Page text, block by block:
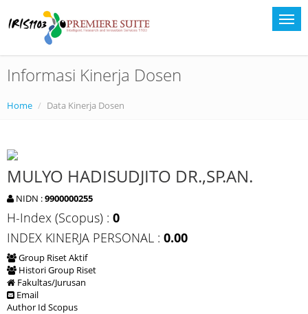
Informasi Kinerja Dosen
Home Data Kinerja Dosen
MULYO HADISUDJITO DR.,SP.AN.
NIDN :9900000255
H-Index (Scopus) : 0
INDEX KINERJA PERSONAL : 0.00
Group Riset Aktif
Histori Group Riset
Fakultas/Jurusan
Email
Author Id Scopus